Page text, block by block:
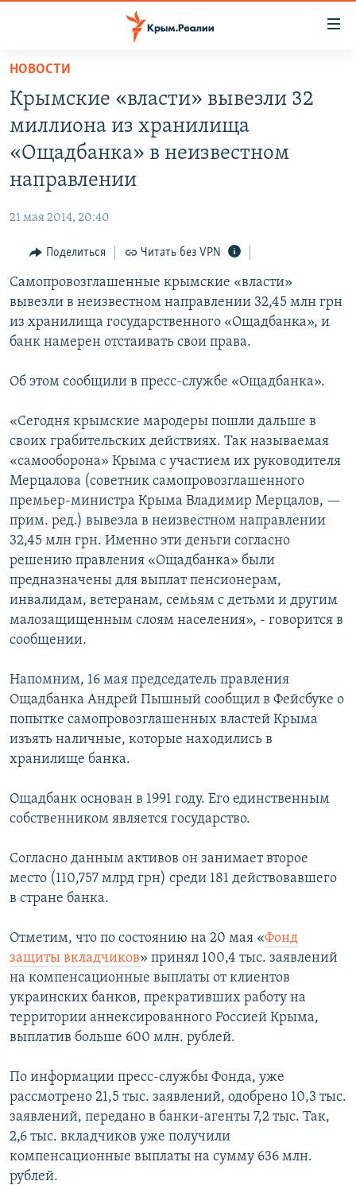
Вернуться
основному
содержанию
Вернутся
главной
Вернутся
поиску
СПЕЦПРОЕКТЫ
ГРУЗ 200
ВОДА
ИНФОГРАФИКА
ТЕЛЕПРОЕКТ КРЫМ.РЕАЛИИ
ПРОПАВШИЕ БЕЗ ВЕСТИ
ПОБЕДИТЕЛЕЙ НЕ СУДЯТ?
ELIFBE
УКРАИНСКАЯ ПРОБЛЕМА КРЫМА
РАДІО СВОБОДА
КАК ОБОЙТИ БЛОКИРОВКУ
Українською
Qırımtatar
Все сайты RFE/RL
НОВОСТИ
Крымские «власти» вывезли 32
миллиона из хранилища
«Ощадбанка» в неизвестном
направлении
21 мая 2014, 20:40
Поделиться Читать без VPN
Самопровозглашенные крымские «власти»
вывезли в неизвестном направлении 32,45 млн грн
из хранилища государственного «Ощадбанка», и
банк намерен отстаивать свои права.
Об этом сообщили в пресс-службе «Ощадбанка».
«Сегодня крымские мародеры пошли дальше в
своих грабительских действиях. Так называемая
«самооборона» Крыма с участием их руководителя
Мерцалова (советник самопровозглашенного
премьер-министра Крыма Владимир Мерцалов, —
прим. ред.) вывезла в неизвестном направлении
32,45 млн грн. Именно эти деньги согласно
решению правления «Ощадбанка» были
предназначены для выплат пенсионерам,
инвалидам, ветеранам, семьям с детьми и другим
малозащищенным слоям населения», - говорится в
сообщении.
Напомним, 16 мая председатель правления
Ощадбанка Андрей Пышный сообщил в Фейсбуке о
попытке самопровозглашенных властей Крыма
изъять наличные, которые находились в
хранилище банка.
Ощадбанк основан в 1991 году. Его единственным
собственником является государство.
Согласно данным активов он занимает второе
место (110,757 млрд грн) среди 181 действовавшего
в стране банка.
Отметим, что по состоянию на 20 мая «Фонд
защиты вкладчиков» принял 100,4 тыс. заявлений
на компенсационные выплаты от клиентов
украинских банков, прекративших работу на
территории аннексированного Россией Крыма,
выплатив больше 600 млн. рублей.
По информации пресс-службы Фонда, уже
рассмотрено 21,5 тыс. заявлений, одобрено 10,3 тыс.
заявлений, передано в банки-агенты 7,2 тыс. Так,
2,6 тыс. вкладчиков уже получили
компенсационные выплаты на сумму 636 млн.
рублей.